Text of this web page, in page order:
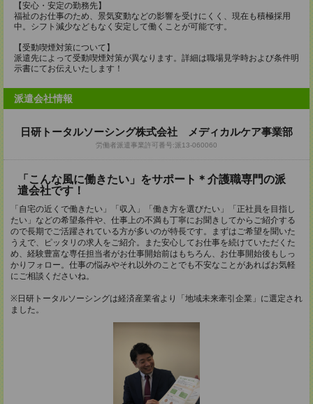
【安心・安定の勤務先】
福祉のお仕事のため、景気変動などの影響を受けにくく、現在も積極採用
中。シフト減少などもなく安定して働くことが可能です。
【受動喫煙対策について】
派遣先によって受動喫煙対策が異なります。詳細は職場見学時および条件明
示書にてお伝えいたします！
派遣会社情報
日研トータルソーシング株式会社 メディカルケア事業部
労働者派遣事業許可番号:派13-060060
「こんな風に働きたい」をサポート＊介護職専門の派
遣会社です！
「自宅の近くで働きたい」「収入」「働き方を選びたい」「正社員を目指し
たい」などの希望条件や、仕事上の不満も丁寧にお聞きしてからご紹介する
ので長期でご活躍されている方が多いのが特長です。まずはご希望を聞いた
うえで、ピッタリの求人をご紹介。また安心してお仕事を続けていただくた
め、経験豊富な専任担当者がお仕事開始前はもちろん、お仕事開始後もしっ
かりフォロー。仕事の悩みやそれ以外のことでも不安なことがあればお気軽
にご相談くださいね。
※日研トータルソーシングは経済産業省より「地域未来牽引企業」に選定され
ました。